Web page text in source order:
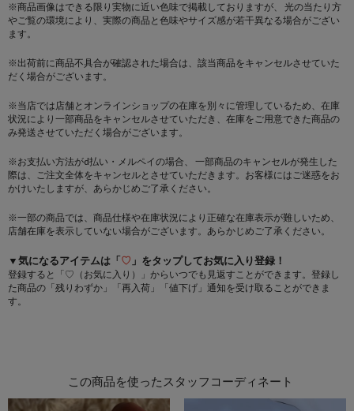
※商品画像はできる限り実物に近い色味で掲載しておりますが、 光の当たり方
やご覧の環境により、実際の商品と色味やサイズ感が若干異なる場合がござい
ます。
※出荷前に商品不具合が確認された場合は、該当商品をキャンセルさせていた
だく場合がございます。
※当店では店舗とオンラインショップの在庫を別々に管理しているため、在庫
状況により一部商品をキャンセルさせていただき、在庫をご用意できた商品の
み発送させていただく場合がございます。
※お支払い方法がd払い・メルペイの場合、 一部商品のキャンセルが発生した
際は、ご注文全体をキャンセルとさせていただきます。お客様にはご迷惑をお
かけいたしますが、あらかじめご了承ください。
※一部の商品では、商品仕様や在庫状況により正確な在庫表示が難しいため、
店舗在庫を表示していない場合がございます。あらかじめご了承ください。
▼気になるアイテムは「♡ 」をタップしてお気に入り登録！
登録すると「♡（お気に入り）」からいつでも見返すことができます。登録し
た商品の「残りわずか」「再入荷」「値下げ」通知を受け取ることができま
す。
この商品を使ったスタッフコーディネート